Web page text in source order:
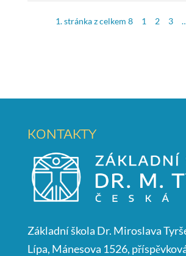
1. stránka z celkem 8 1 2 3
KONTAKTY
Základní škola Dr. Miroslava
Lípa, Mánesova 1526,